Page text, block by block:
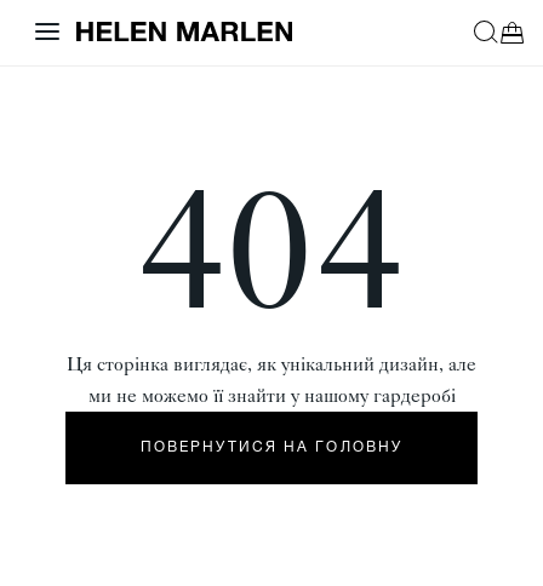
404
Ця сторінка виглядає, як унікальний дизайн, але
ми не можемо її знайти у нашому гардеробі
ПОВЕРНУТИСЯ НА ГОЛОВНУ